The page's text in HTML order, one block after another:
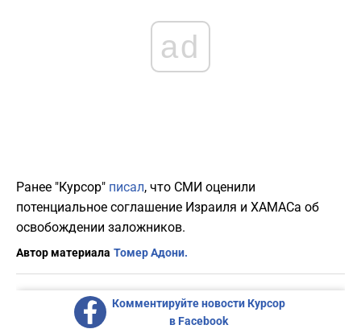
ad
Ранее "Курсор" писал, что СМИ оценили
потенциальное соглашение Израиля и ХАМАСа об
освобождении заложников.
Автор материала Томер Адони.
Комментируйте новости Курсор
в Facebook